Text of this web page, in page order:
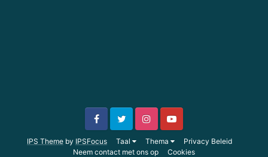
IPS Theme by IPSFocus Taal Thema
Privacy Beleid
Neem contact met ons op
Cookies